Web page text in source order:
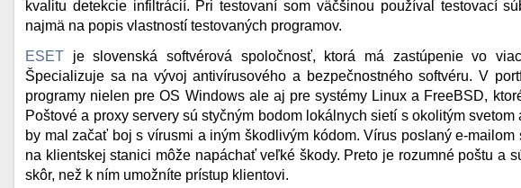
kvalitu detekcie infiltrácií. Pri testovaní som väčšinou používal testovací
najmä na popis vlastností testovaných programov.
ESET je slovenská softvérová spoločnosť, ktorá má zastúpenie vo
Špecializuje sa na vývoj antivírusového a bezpečnostného softvéru. V
programy nielen pre OS Windows ale aj pre systémy Linux a FreeBSD,
Poštové a proxy servery sú styčným bodom lokálnych sietí s okolitým
by mal začať boj s vírusmi a iným škodlivým kódom. Vírus poslaný e-
na klientskej stanici môže napáchať veľké škody. Preto je rozumné poštu a
skôr, než k ním umožníte prístup klientovi.